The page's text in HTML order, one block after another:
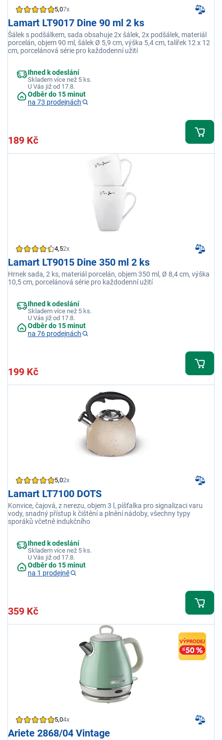
5,07x
Lamart LT9017 Dine 90 ml 2 ks
Šálek s podšálkem, sada obsahuje 2x šálek, 2x podšálek, materiál
porcelán, objem 90 ml, šálek Ø 5,9 cm, výška 5,4 cm, talířek 12 x 12
cm, porcelánová série pro každodenní užití
Ihned k odeslání
Skladem více než 5 ks.
U Vás již od 17.8.
Odběr do 15 minut
na 73 prodejnách
189 Kč
4,52x
Lamart LT9015 Dine 350 ml 2 ks
Hrnek sada, 2 ks, materiál porcelán, objem 350 ml, Ø 8,4 cm, výška
10,5 cm, porcelánová série pro každodenní užití
Ihned k odeslání
Skladem více než 5 ks.
U Vás již od 17.8.
Odběr do 15 minut
na 76 prodejnách
199 Kč
5,02x
Lamart LT7100 DOTS
Konvice, čajová, z nerezu, objem 3 l, píšťalka pro signalizaci varu
vody, snadný přístup k čištění a plnění nádoby, všechny typy
sporáků včetně indukčního
Ihned k odeslání
Skladem více než 5 ks.
U Vás již od 17.8.
Odběr do 15 minut
na 1 prodejně
359 Kč
5,04x
Ariete 2868/04 Vintage